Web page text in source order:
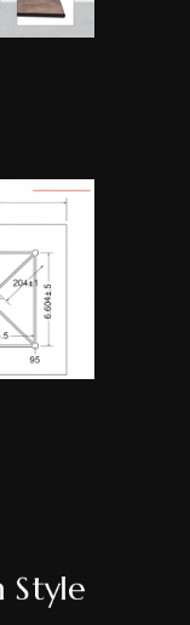
Style